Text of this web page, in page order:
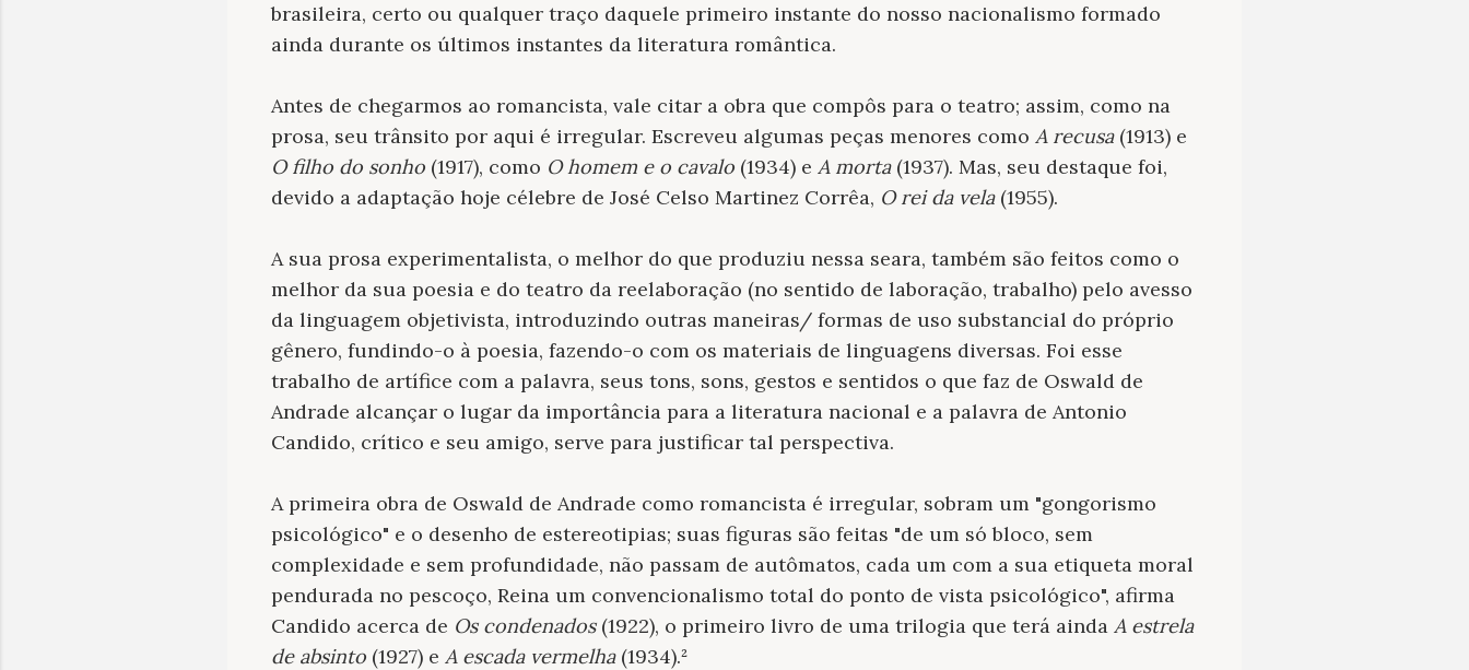
brasileira, certo ou qualquer traço daquele primeiro instante do nosso nacionalismo formado
ainda durante os últimos instantes da literatura romântica.
Antes de chegarmos ao romancista, vale citar a obra que compôs para o teatro; assim, como na
prosa, seu trânsito por aqui é irregular. Escreveu algumas peças menores como A recusa(1913) e
O filho do sonho (1917), como O homem e o cavalo (1934) e A morta(1937). Mas, seu destaque foi,
devido a adaptação hoje célebre de José Celso Martinez Corrêa, O rei da vela(1955).
A sua prosa experimentalista, o melhor do que produziu nessa seara, também são feitos como o
melhor da sua poesia e do teatro da reelaboração (no sentido de laboração, trabalho) pelo avesso
da linguagem objetivista, introduzindo outras maneiras/ formas de uso substancial do próprio
gênero, fundindo-o à poesia, fazendo-o com os materiais de linguagens diversas. Foi esse
trabalho de artífice com a palavra, seus tons, sons, gestos e sentidos o que faz de Oswald de
Andrade alcançar o lugar da importância para a literatura nacional e a palavra de Antonio
Candido, crítico e seu amigo, serve para justificar tal perspectiva.
A primeira obra de Oswald de Andrade como romancista é irregular, sobram um "gongorismo
psicológico" e o desenho de estereotipias; suas figuras são feitas "de um só bloco, sem
complexidade e sem profundidade, não passam de autômatos, cada um com a sua etiqueta moral
pendurada no pescoço, Reina um convencionalismo total do ponto de vista psicológico", afirma
Candido acerca de Os condenados(1922), o primeiro livro de uma trilogia que terá ainda A estrela
de absinto (1927) e A escada vermelha(1934).²